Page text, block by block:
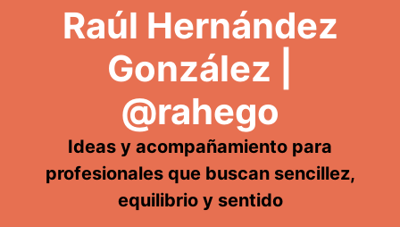
Raúl Hernández
González |
@rahego
Ideas y acompañamiento para
profesionales que buscan sencillez,
equilibrio y sentido